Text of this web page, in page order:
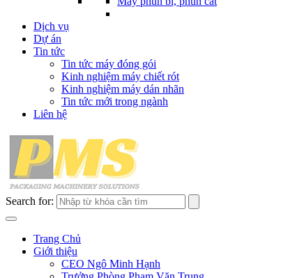
Dịch vụ
Dự án
Tin tức
Tin tức máy đóng gói
Kinh nghiệm máy chiết rót
Kinh nghiệm máy dán nhãn
Tin tức mới trong ngành
Liên hệ
Search for:
Trang Chủ
Giới thiệu
CEO Ngô Minh Hạnh